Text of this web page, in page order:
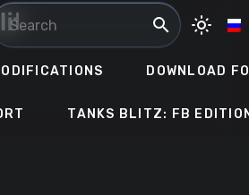
search light_mode
DOWNLOAD
TANKS BLITZ: FB